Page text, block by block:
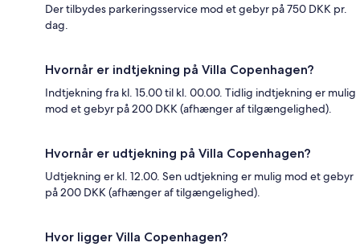
Der tilbydes parkeringsservice mod et gebyr på 750 DKK pr.
dag.
Hvornår er indtjekning på Villa Copenhagen?
Indtjekning fra kl. 15.00 til kl. 00.00. Tidlig indtjekning er mulig
mod et gebyr på 200 DKK (afhænger af tilgængelighed).
Hvornår er udtjekning på Villa Copenhagen?
Udtjekning er kl. 12.00. Sen udtjekning er mulig mod et gebyr
på 200 DKK (afhænger af tilgængelighed).
Hvor ligger Villa Copenhagen?